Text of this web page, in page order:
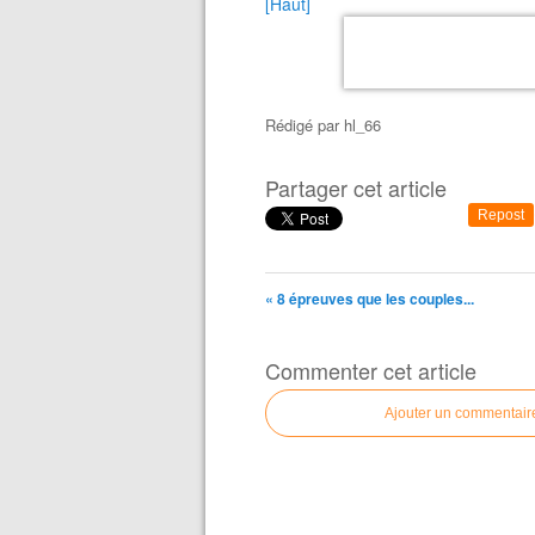
Rédigé par hl_66
Partager cet article
Repost
« 8 épreuves que les couples...
Commenter cet article
Ajouter un